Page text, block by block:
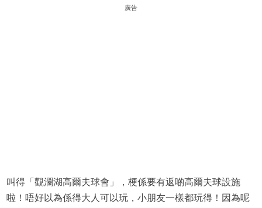
廣告
叫得「觀瀾湖高爾夫球會」，梗係要有返啲高爾夫球設施
啦！唔好以為係得大人可以玩，小朋友一樣都玩得！因為呢